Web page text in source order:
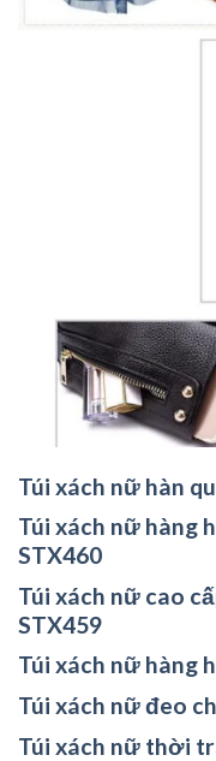
Túi xách nữ hàn
Túi xách nữ hàng
STX460
Túi xách nữ cao
STX459
Túi xách nữ hàng
Túi xách nữ đeo
Túi xách nữ thời